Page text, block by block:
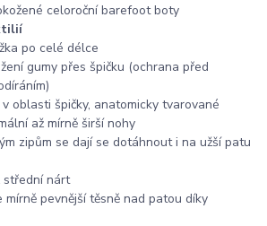
celoroční barefoot boty
po celé délce
gumy přes špičku (ochrana před
oblasti špičky, anatomicky tvarované
až mírně širší nohy
zipům se dají se dotáhnout i na užší patu
střední nárt
mírně pevnější těsně nad patou díky